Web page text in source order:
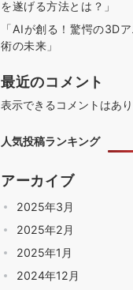
を遂げる方法とは？」
「AIが創る！驚愕の3D
術の未来」
最近のコメント
表示できるコメントはあり
人気投稿ランキング
アーカイブ
2025年3月
2025年2月
2025年1月
2024年12月